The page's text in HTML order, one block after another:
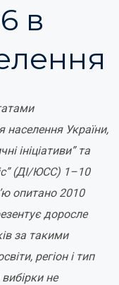
в
населення України,
ініціативи” та
(ДІ/ЮСС) 1–10
опитано 2010
доросле
за такими
регіон і тип
не